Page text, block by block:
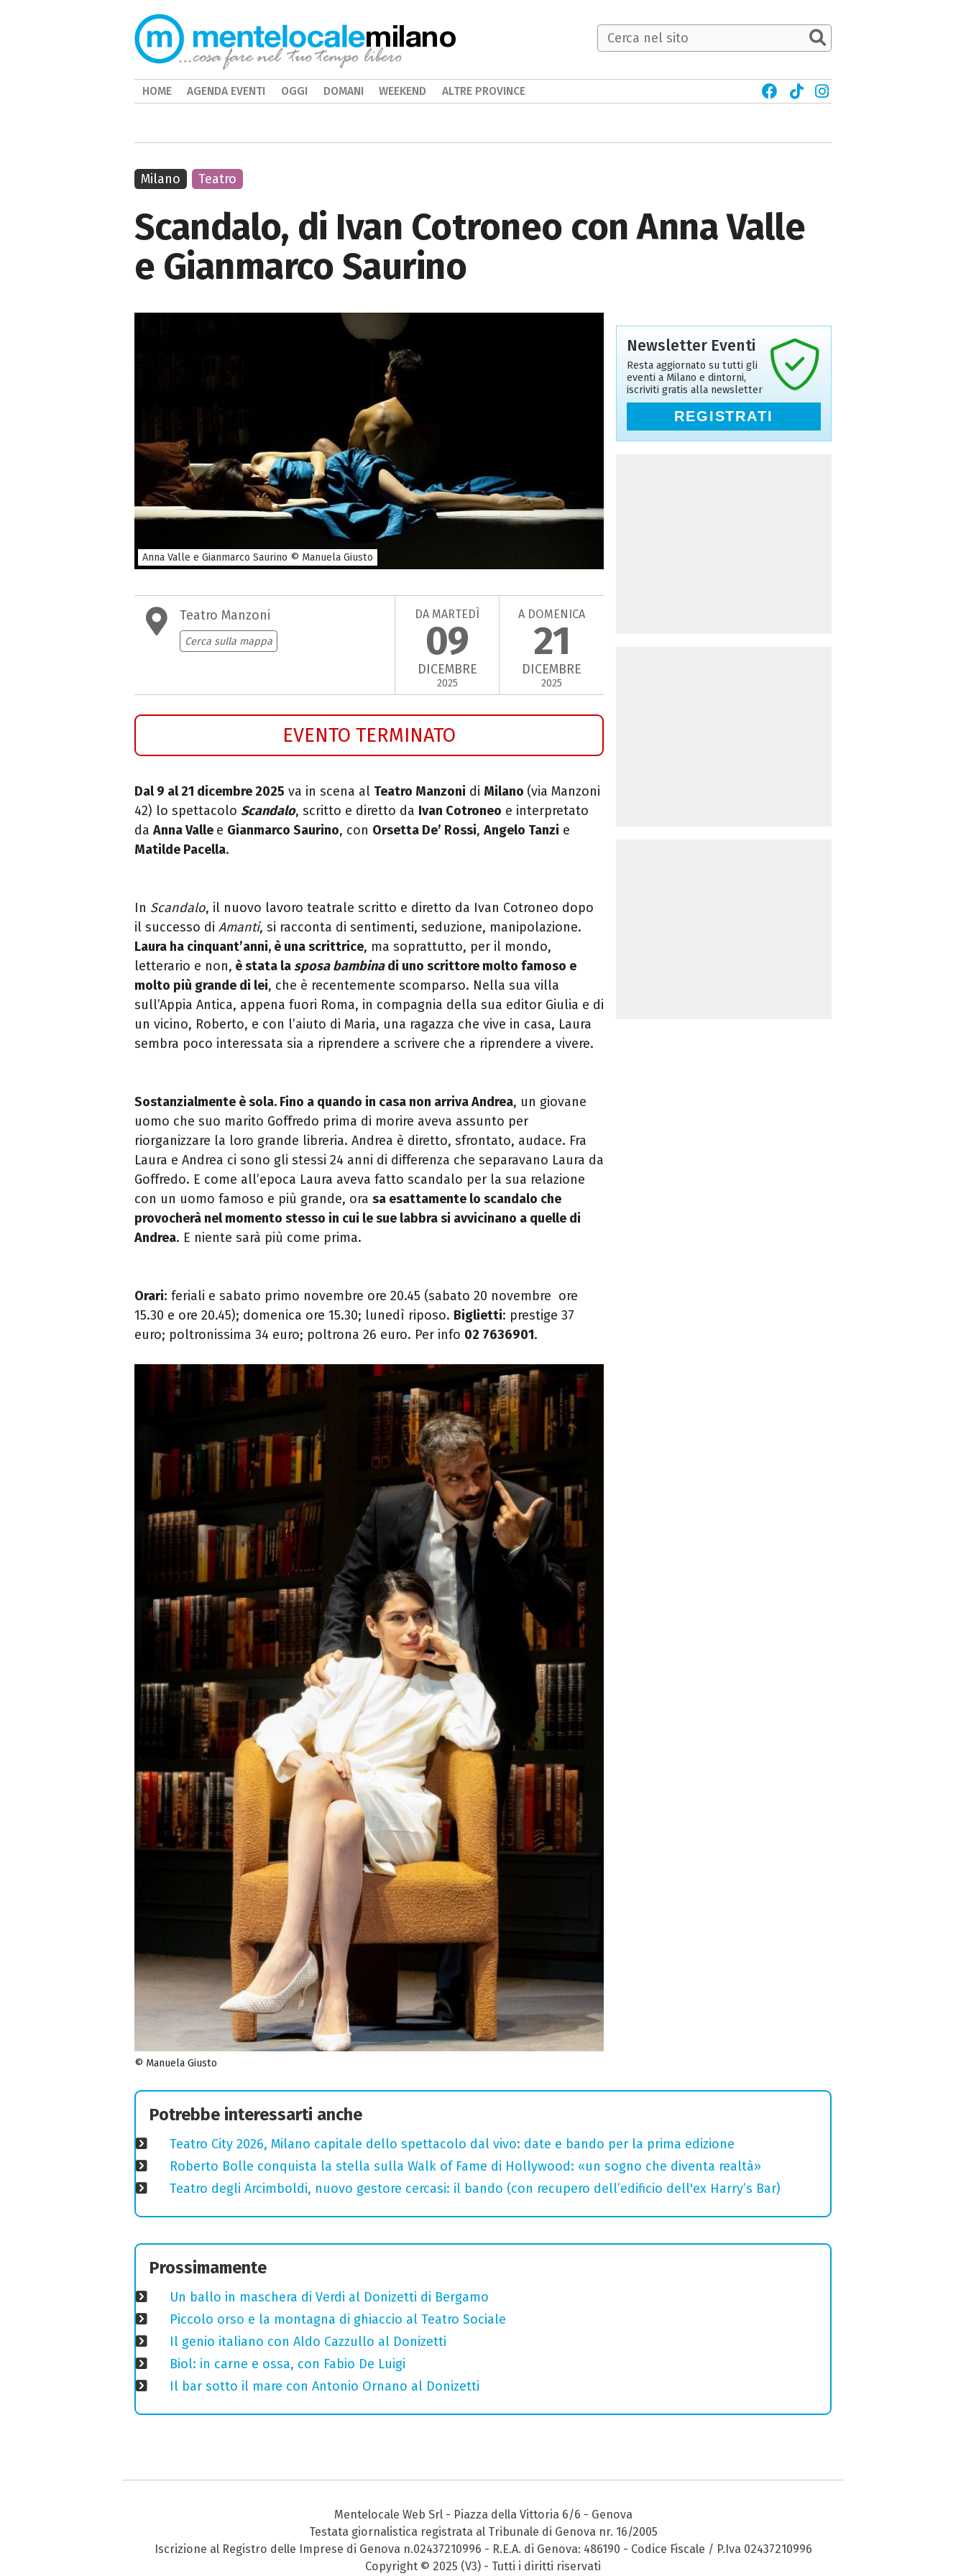
Scandalo, di Ivan Cotroneo con Anna Valle
e Gianmarco Saurino
Anna Valle e Gianmarco Saurino © Manuela Giusto
Teatro Manzoni
Cerca sulla mappa
DA MARTEDÌ
09
DICEMBRE
2025
A DOMENICA
21
DICEMBRE
2025
EVENTO TERMINATO
Dal 9 al 21 dicembre 2025 va in scena al Teatro Manzoni di Milano (via Manzoni
42) lo spettacolo Scandalo, scritto e diretto da Ivan Cotroneo e interpretato
da Anna Valle e Gianmarco Saurino, con Orsetta De’ Rossi, Angelo Tanzi e
Matilde Pacella.
In Scandalo, il nuovo lavoro teatrale scritto e diretto da Ivan Cotroneo dopo
il successo di Amanti, si racconta di sentimenti, seduzione, manipolazione.
Laura ha cinquant’anni, è una scrittrice, ma soprattutto, per il mondo,
letterario e non, è stata lasposa bambinadi uno scrittore molto famoso e
molto più grande di lei, che è recentemente scomparso. Nella sua villa
sull’Appia Antica, appena fuori Roma, in compagnia della sua editor Giulia e di
un vicino, Roberto, e con l’aiuto di Maria, una ragazza che vive in casa, Laura
sembra poco interessata sia a riprendere a scrivere che a riprendere a vivere.
Sostanzialmente è sola. Fino a quando in casa non arriva Andrea, un giovane
uomo che suo marito Goffredo prima di morire aveva assunto per
riorganizzare la loro grande libreria. Andrea è diretto, sfrontato, audace. Fra
Laura e Andrea ci sono gli stessi 24 anni di differenza che separavano Laura da
Goffredo. E come all’epoca Laura aveva fatto scandalo per la sua relazione
con un uomo famoso e più grande, ora sa esattamente lo scandalo che
provocherà nel momento stesso in cui le sue labbra si avvicinano a quelle di
Andrea. E niente sarà più come prima.
Orari: feriali e sabato primo novembre ore 20.45 (sabato 20 novembre ore
15.30 e ore 20.45); domenica ore 15.30; lunedì riposo. Biglietti: prestige 37
euro; poltronissima 34 euro; poltrona 26 euro. Per info 02 7636901.
© Manuela Giusto
Milano Teatro
Newsletter Eventi
Resta aggiornato su tutti gli
eventi a Milano e dintorni,
iscriviti gratis alla newsletter
REGISTRATI
Potrebbe interessarti anche
Teatro City 2026, Milano capitale dello spettacolo dal vivo: date e bando per la prima edizione
Roberto Bolle conquista la stella sulla Walk of Fame di Hollywood: «un sogno che diventa realtà»
Teatro degli Arcimboldi, nuovo gestore cercasi: il bando (con recupero dell’edificio dell'ex Harry’s Bar)
Prossimamente
Un ballo in maschera di Verdi al Donizetti di Bergamo
Piccolo orso e la montagna di ghiaccio al Teatro Sociale
Il genio italiano con Aldo Cazzullo al Donizetti
Biol: in carne e ossa, con Fabio De Luigi
Il bar sotto il mare con Antonio Ornano al Donizetti
milano
HOME AGENDA EVENTI OGGI DOMANI WEEKEND ALTRE PROVINCE
Mentelocale Web Srl - Piazza della Vittoria 6/6 - Genova
Testata giornalistica registrata al Tribunale di Genova nr. 16/2005
Iscrizione al Registro delle Imprese di Genova n.02437210996 - R.E.A. di Genova: 486190 - Codice Fiscale / P.Iva 02437210996
Copyright © 2025 (V3) - Tutti i diritti riservati